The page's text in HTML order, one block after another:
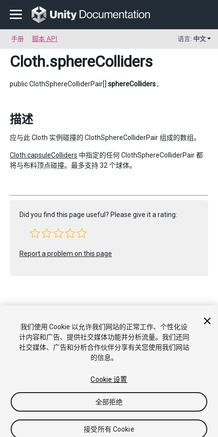
手册 脚本 API 语言: 中文
Cloth.sphereColliders
public ClothSphereColliderPair[] sphereColliders;
描述
应与此 Cloth 实例碰撞的 ClothSphereColliderPair 组成的数组。
Cloth.capsuleColliders 中指定的任何 ClothSphereColliderPair 都
将与布料顶点碰撞。最多支持 32 个球体。
Did you find this page useful? Please give it a rating:
Report a problem on this page
版权所有 © 2020 Unity Technologies. Publication 2018.4
教程
社区答案 知识库 论坛 Asset Store 商标和使用条款
律条款
隐私政策 Cookie
不要出售或分享我的个人信息
我们使用 Cookie 以允许我们网站的正常工作、个性化设
计内容和广告、提供社交媒体功能并分析流量。我们还同
社交媒体、广告和分析合作伙伴分享有关您使用我们网站
的信息。
Cookie 设置
全部拒绝
接受所有 Cookie